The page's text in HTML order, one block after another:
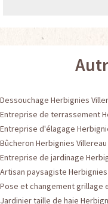
Dessouchage Herbignies
Entreprise de terrassement
Entreprise d'élagage
Bûcheron Herbignies Villereau
Entreprise de jardinage
Artisan paysagiste
Pose et changement grillage
Jardinier taille de haie